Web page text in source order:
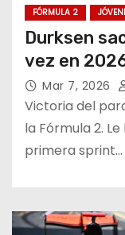
FÓRMULA 2
Durksen
vez en
Mar 7, 2026
Victoria del
la Fórmula 2.
primera sprint…